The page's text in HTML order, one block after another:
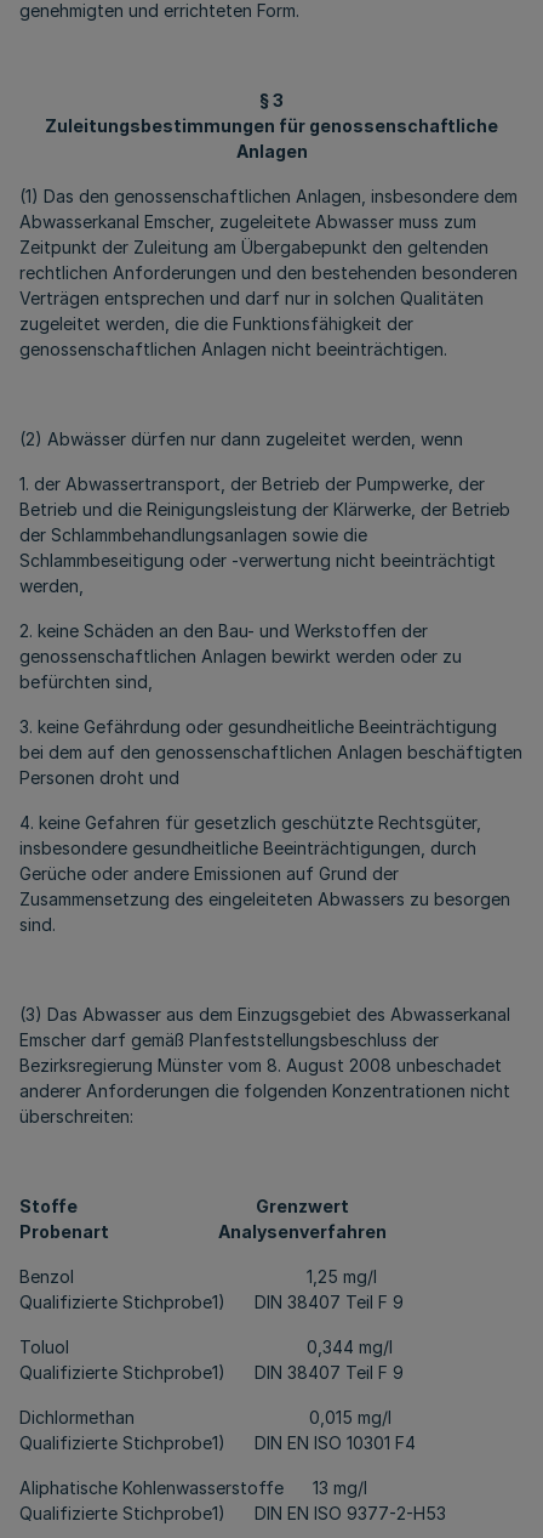
genehmigten und errichteten Form.
§ 3
Zuleitungsbestimmungen für genossenschaftliche
Anlagen
(1) Das den genossenschaftlichen Anlagen, insbesondere dem
Abwasserkanal Emscher, zugeleitete Abwasser muss zum
Zeitpunkt der Zuleitung am Übergabepunkt den geltenden
rechtlichen Anforderungen und den bestehenden besonderen
Verträgen entsprechen und darf nur in solchen Qualitäten
zugeleitet werden, die die Funktionsfähigkeit der
genossenschaftlichen Anlagen nicht beeinträchtigen.
(2) Abwässer dürfen nur dann zugeleitet werden, wenn
1. der Abwassertransport, der Betrieb der Pumpwerke, der
Betrieb und die Reinigungsleistung der Klärwerke, der Betrieb
der Schlammbehandlungsanlagen sowie die
Schlammbeseitigung oder -verwertung nicht beeinträchtigt
werden,
2. keine Schäden an den Bau- und Werkstoffen der
genossenschaftlichen Anlagen bewirkt werden oder zu
befürchten sind,
3. keine Gefährdung oder gesundheitliche Beeinträchtigung
bei dem auf den genossenschaftlichen Anlagen beschäftigten
Personen droht und
4. keine Gefahren für gesetzlich geschützte Rechtsgüter,
insbesondere gesundheitliche Beeinträchtigungen, durch
Gerüche oder andere Emissionen auf Grund der
Zusammensetzung des eingeleiteten Abwassers zu besorgen
sind.
(3) Das Abwasser aus dem Einzugsgebiet des Abwasserkanal
Emscher darf gemäß Planfeststellungsbeschluss der
Bezirksregierung Münster vom 8. August 2008 unbeschadet
anderer Anforderungen die folgenden Konzentrationen nicht
überschreiten:
Stoffe Grenzwert
Probenart Analysenverfahren
Benzol 1,25 mg/l
Qualifizierte Stichprobe1) DIN 38407 Teil F 9
Toluol 0,344 mg/l
Qualifizierte Stichprobe1) DIN 38407 Teil F 9
Dichlormethan 0,015 mg/l
Qualifizierte Stichprobe1) DIN EN ISO 10301 F4
Aliphatische Kohlenwasserstoffe 13 mg/l
Qualifizierte Stichprobe1) DIN EN ISO 9377-2-H53